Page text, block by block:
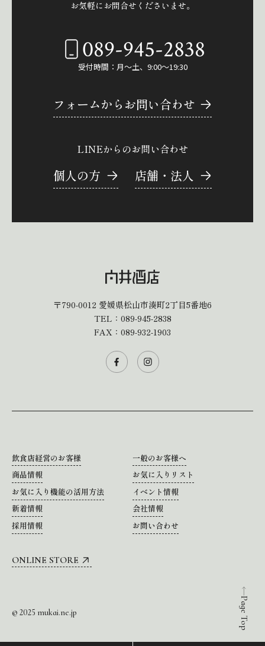
Page Top
お気軽にお問合せくださいませ。
089-945-2838
受付時間：月～土、9:00～19:30
フォームからお問い合わせ
LINEからのお問い合わせ
個人の方 店舗・法人
〒790-0012 愛媛県松山市湊町2丁目5番地6
TEL： 089-945-2838
FAX：089-932-1903
飲食店経営のお客様
一般のお客様へ
商品情報
お気に入りリスト
お気に入り機能の活用方法
イベント情報
新着情報
会社情報
採用情報
お問い合わせ
ONLINE STORE
© 2025 mukai.ne.jp